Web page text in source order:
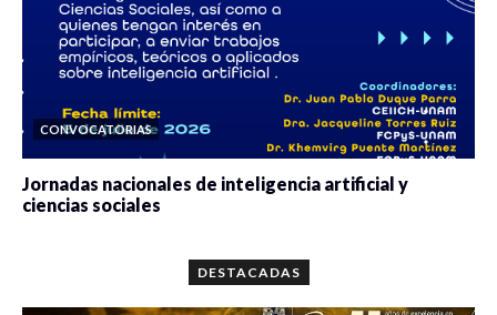
CONVOCATORIAS
Jornadas nacionales de inteligencia artificial y
ciencias sociales
DESTACADAS